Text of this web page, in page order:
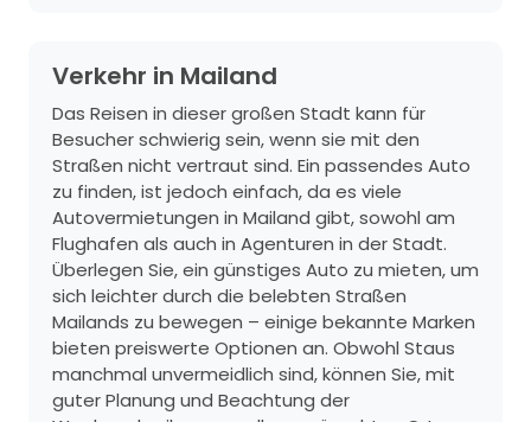
Verkehr in Mailand
Das Reisen in dieser großen Stadt kann für
Besucher schwierig sein, wenn sie mit den
Straßen nicht vertraut sind. Ein passendes Auto
zu finden, ist jedoch einfach, da es viele
Autovermietungen in Mailand gibt, sowohl am
Flughafen als auch in Agenturen in der Stadt.
Überlegen Sie, ein günstiges Auto zu mieten, um
sich leichter durch die belebten Straßen
Mailands zu bewegen – einige bekannte Marken
bieten preiswerte Optionen an. Obwohl Staus
manchmal unvermeidlich sind, können Sie, mit
guter Planung und Beachtung der